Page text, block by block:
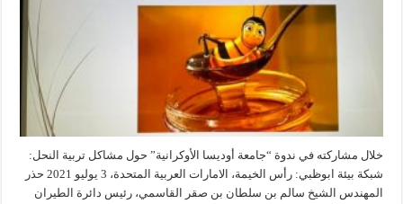
خلال مشاركته في ندوة “جامعة أوديسا الأوكرانية” حول مشاكل تربية النحل:
شبكة بيئة ابوظبي: رأس الخيمة، الامارات العربية المتحدة، 3 يوليو 2021 حذر
المهندس الشيخ سالم بن سلطان بن صقر القاسمي، رئيس دائرة الطيران